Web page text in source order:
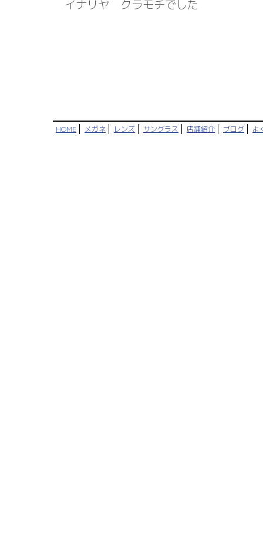
イナリヤ クラモチでした
HOME メガネ レンズ サングラス 店舗紹介 ブログ よ